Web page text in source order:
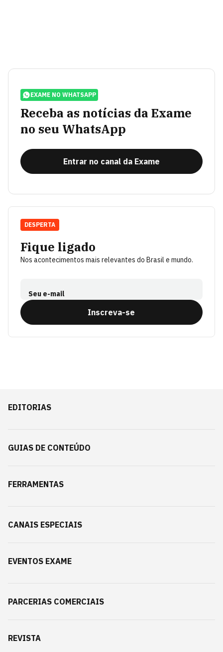
EXAME NO WHATSAPP
Receba as notícias da Exame
no seu WhatsApp
Entrar no canal da Exame
Fique ligado
Nos acontecimentos mais relevantes do Brasil e mundo.
Seu e-mail
Inscreva-se
DESPERTA
EDITORIAS
GUIAS DE CONTEÚDO
FERRAMENTAS
CANAIS ESPECIAIS
EVENTOS EXAME
PARCERIAS COMERCIAIS
REVISTA